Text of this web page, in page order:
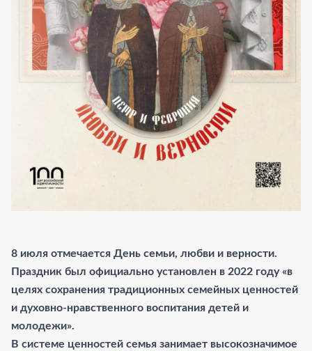
8 июля отмечается День семьи, любви и верности.
Праздник был официально установлен в 2022 году «в
целях сохранения традиционных семейных ценностей
и духовно-нравственного воспитания детей и
молодежи».
В системе ценностей семья занимает высокозначимое